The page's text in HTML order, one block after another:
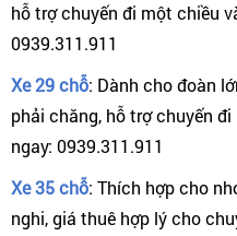
hỗ trợ chuyến đi một chiều
0939.311.911
Xe 29 chỗ: Dành cho đoàn
phải chăng, hỗ trợ chuyến
ngay: 0939.311.911
Xe 35 chỗ: Thích hợp cho
nghi, giá thuê hợp lý cho